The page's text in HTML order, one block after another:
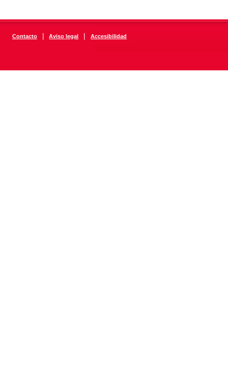
Contacto | Aviso legal | Accesibilidad